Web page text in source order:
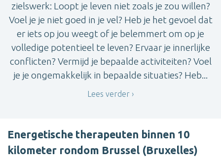
zielswerk: Loopt je leven niet zoals je zou willen?
Voel je je niet goed in je vel? Heb je het gevoel dat
er iets op jou weegt of je belemmert om op je
volledige potentieel te leven? Ervaar je innerlijke
conflicten? Vermijd je bepaalde activiteiten? Voel
je je ongemakkelijk in bepaalde situaties? Heb...
Lees verder
Energetische therapeuten binnen 10
kilometer rondom Brussel (Bruxelles)